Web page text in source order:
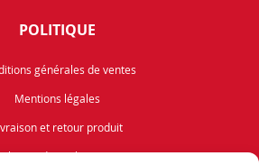
POLITIQUE
générales de ventes
Mentions légales
et retour produit
de cookies (UE)